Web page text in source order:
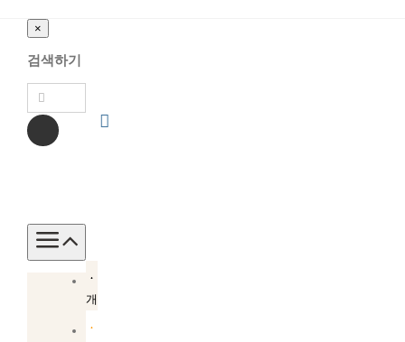
×
검색하기
Toggle
Navigation
소
개
소